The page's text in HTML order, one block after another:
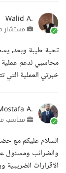
Walid A.
مستشار
تحية طيبة وبعد،
محاسبي لدعم عملية
خبرتي العملية التي تتجاوز 18
A.
محاسب
الاقرارات